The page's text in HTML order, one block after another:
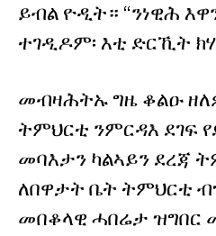
ይብል ዮዲት። “ንነዊሕ
ተገዲዶም፡ እቲ ድርኺት
መብዛሕትኡ ግዜ ቆልዑ
ትምህርቲ ንምርዳእ ደገፍ
መባእታን ካልኣይን ደረጃ
ለበዋታት ቤት ትምህርቲ
መበቆላዊ ሓበሬታ ዝግበር